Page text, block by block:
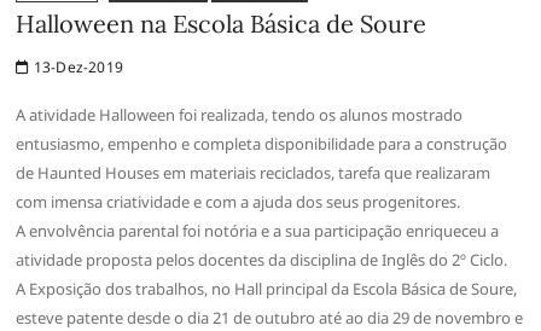
Halloween na Escola Básica de Soure
13-Dez-2019
A atividade Halloween foi realizada, tendo os alunos mostrado
entusiasmo, empenho e completa disponibilidade para a construção
de Haunted Houses em materiais reciclados, tarefa que realizaram
com imensa criatividade e com a ajuda dos seus progenitores.
A envolvência parental foi notória e a sua participação enriqueceu a
atividade proposta pelos docentes da disciplina de Inglês do 2º Ciclo.
A Exposição dos trabalhos, no Hall principal da Escola Básica de Soure,
esteve patente desde o dia 21 de outubro até ao dia 29 de novembro e